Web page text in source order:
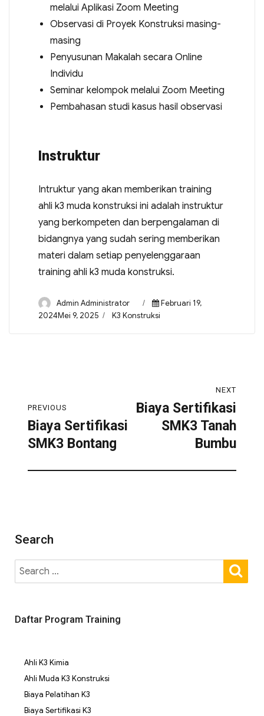
melalui Aplikasi Zoom Meeting
Observasi di Proyek Konstruksi masing-
masing
Penyusunan Makalah secara Online
Individu
Seminar kelompok melalui Zoom Meeting
Pembahasan studi kasus hasil observasi
Instruktur
Intruktur yang akan memberikan training
ahli k3 muda konstruksi ini adalah instruktur
yang berkompeten dan berpengalaman di
bidangnya yang sudah sering memberikan
materi dalam setiap penyelenggaraan
training ahli k3 muda konstruksi.
Admin Administrator
Februari 19,
2024Mei 9, 2025
K3 Konstruksi
PREVIOUS
Biaya Sertifikasi
SMK3 Bontang
NEXT
Biaya Sertifikasi
SMK3 Tanah
Bumbu
Search
Daftar Program Training
Ahli K3 Kimia
Ahli Muda K3 Konstruksi
Biaya Pelatihan K3
Biaya Sertifikasi K3